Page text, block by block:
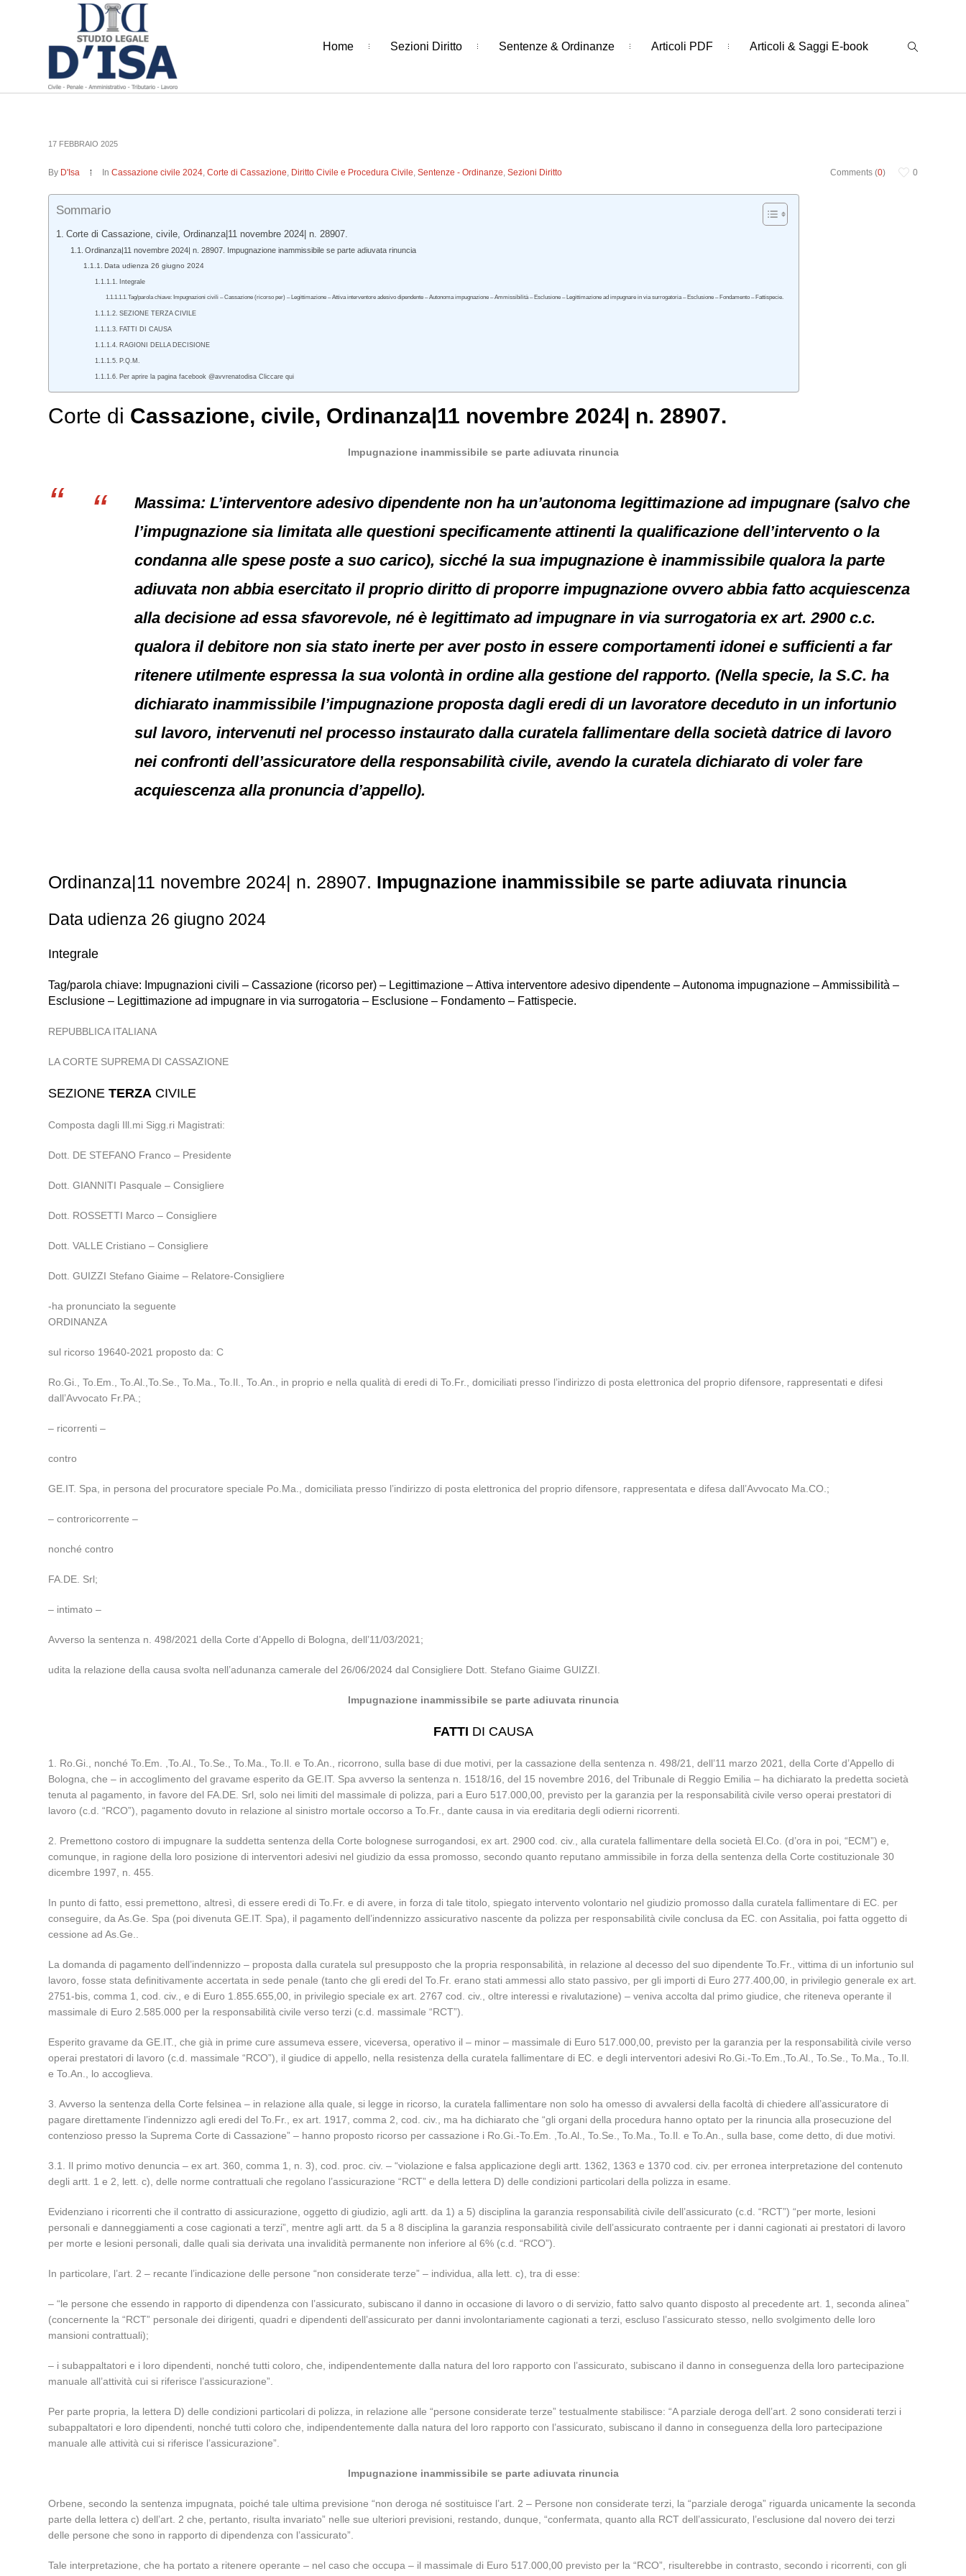
Home Sezioni Diritto Sentenze & Ordinanze Articoli PDF Articoli & Saggi E-book
17 FEBBRAIO 2025
Comments (0) 0
By D'Isa InCassazione civile 2024,Corte di Cassazione, Diritto Civile e Procedura Civile,Sentenze - Ordinanze,Sezioni Diritto
Sommario
Corte di Cassazione, civile, Ordinanza|11 novembre 2024| n. 28907.
Ordinanza|11 novembre 2024| n. 28907. Impugnazione inammissibile se parte adiuvata rinuncia
Data udienza 26 giugno 2024
Integrale
Tag/parola chiave: Impugnazioni civili – Cassazione (ricorso per) – Legittimazione – Attiva interventore adesivo dipendente – Autonoma impugnazione – Ammissibilità – Esclusione – Legittimazione ad impugnare in via surrogatoria – Esclusione – Fondamento – Fattispecie.
SEZIONE TERZA CIVILE
FATTI DI CAUSA
RAGIONI DELLA DECISIONE
P.Q.M.
Per aprire la pagina facebook @avvrenatodisa Cliccare qui
Corte di Cassazione, civile, Ordinanza|11 novembre 2024| n. 28907.
Impugnazione inammissibile se parte adiuvata rinuncia
Massima: L’interventore adesivo dipendente non ha un’autonoma legittimazione ad impugnare (salvo che
l’impugnazione sia limitata alle questioni specificamente attinenti la qualificazione dell’intervento o la
condanna alle spese poste a suo carico), sicché la sua impugnazione è inammissibile qualora la parte
adiuvata non abbia esercitato il proprio diritto di proporre impugnazione ovvero abbia fatto acquiescenza
alla decisione ad essa sfavorevole, né è legittimato ad impugnare in via surrogatoria ex art. 2900 c.c.
qualora il debitore non sia stato inerte per aver posto in essere comportamenti idonei e sufficienti a far
ritenere utilmente espressa la sua volontà in ordine alla gestione del rapporto. (Nella specie, la S.C. ha
dichiarato inammissibile l’impugnazione proposta dagli eredi di un lavoratore deceduto in un infortunio
sul lavoro, intervenuti nel processo instaurato dalla curatela fallimentare della società datrice di lavoro
nei confronti dell’assicuratore della responsabilità civile, avendo la curatela dichiarato di voler fare
acquiescenza alla pronuncia d’appello).
Ordinanza|11 novembre 2024| n. 28907. Impugnazione inammissibile se parte adiuvata rinuncia
Data udienza 26 giugno 2024
Integrale
Tag/parola chiave: Impugnazioni civili – Cassazione (ricorso per) – Legittimazione – Attiva interventore adesivo dipendente – Autonoma impugnazione – Ammissibilità –
Esclusione – Legittimazione ad impugnare in via surrogatoria – Esclusione – Fondamento – Fattispecie.
REPUBBLICA ITALIANA
LA CORTE SUPREMA DI CASSAZIONE
SEZIONETERZA CIVILE
Composta dagli Ill.mi Sigg.ri Magistrati:
Dott. DE STEFANO Franco – Presidente
Dott. GIANNITI Pasquale – Consigliere
Dott. ROSSETTI Marco – Consigliere
Dott. VALLE Cristiano – Consigliere
Dott. GUIZZI Stefano Giaime – Relatore-Consigliere
-ha pronunciato la seguente
ORDINANZA
sul ricorso 19640-2021 proposto da: C
Ro.Gi., To.Em., To.Al.,To.Se., To.Ma., To.Il., To.An., in proprio e nella qualità di eredi di To.Fr., domiciliati presso l’indirizzo di posta elettronica del proprio difensore, rappresentati e difesi
dall’Avvocato Fr.PA.;
– ricorrenti –
contro
GE.IT. Spa, in persona del procuratore speciale Po.Ma., domiciliata presso l’indirizzo di posta elettronica del proprio difensore, rappresentata e difesa dall’Avvocato Ma.CO.;
– controricorrente –
nonché contro
FA.DE. Srl;
– intimato –
Avverso la sentenza n. 498/2021 della Corte d’Appello di Bologna, dell’11/03/2021;
udita la relazione della causa svolta nell’adunanza camerale del 26/06/2024 dal Consigliere Dott. Stefano Giaime GUIZZI.
Impugnazione inammissibile se parte adiuvata rinuncia
FATTI DI CAUSA
1. Ro.Gi., nonché To.Em. ,To.Al., To.Se., To.Ma., To.Il. e To.An., ricorrono, sulla base di due motivi, per la cassazione della sentenza n. 498/21, dell’11 marzo 2021, della Corte d’Appello di
Bologna, che – in accoglimento del gravame esperito da GE.IT. Spa avverso la sentenza n. 1518/16, del 15 novembre 2016, del Tribunale di Reggio Emilia – ha dichiarato la predetta società
tenuta al pagamento, in favore del FA.DE. Srl, solo nei limiti del massimale di polizza, pari a Euro 517.000,00, previsto per la garanzia per la responsabilità civile verso operai prestatori di
lavoro (c.d. “RCO”), pagamento dovuto in relazione al sinistro mortale occorso a To.Fr., dante causa in via ereditaria degli odierni ricorrenti.
2. Premettono costoro di impugnare la suddetta sentenza della Corte bolognese surrogandosi, ex art. 2900 cod. civ., alla curatela fallimentare della società El.Co. (d’ora in poi, “ECM”) e,
comunque, in ragione della loro posizione di interventori adesivi nel giudizio da essa promosso, secondo quanto reputano ammissibile in forza della sentenza della Corte costituzionale 30
dicembre 1997, n. 455.
In punto di fatto, essi premettono, altresì, di essere eredi di To.Fr. e di avere, in forza di tale titolo, spiegato intervento volontario nel giudizio promosso dalla curatela fallimentare di EC. per
conseguire, da As.Ge. Spa (poi divenuta GE.IT. Spa), il pagamento dell’indennizzo assicurativo nascente da polizza per responsabilità civile conclusa da EC. con Assitalia, poi fatta oggetto di
cessione ad As.Ge..
La domanda di pagamento dell’indennizzo – proposta dalla curatela sul presupposto che la propria responsabilità, in relazione al decesso del suo dipendente To.Fr., vittima di un infortunio sul
lavoro, fosse stata definitivamente accertata in sede penale (tanto che gli eredi del To.Fr. erano stati ammessi allo stato passivo, per gli importi di Euro 277.400,00, in privilegio generale ex art.
2751-bis, comma 1, cod. civ., e di Euro 1.855.655,00, in privilegio speciale ex art. 2767 cod. civ., oltre interessi e rivalutazione) – veniva accolta dal primo giudice, che riteneva operante il
massimale di Euro 2.585.000 per la responsabilità civile verso terzi (c.d. massimale “RCT”).
Esperito gravame da GE.IT., che già in prime cure assumeva essere, viceversa, operativo il – minor – massimale di Euro 517.000,00, previsto per la garanzia per la responsabilità civile verso
operai prestatori di lavoro (c.d. massimale “RCO”), il giudice di appello, nella resistenza della curatela fallimentare di EC. e degli interventori adesivi Ro.Gi.-To.Em.,To.Al., To.Se., To.Ma., To.Il.
e To.An., lo accoglieva.
3. Avverso la sentenza della Corte felsinea – in relazione alla quale, si legge in ricorso, la curatela fallimentare non solo ha omesso di avvalersi della facoltà di chiedere all’assicuratore di
pagare direttamente l’indennizzo agli eredi del To.Fr., ex art. 1917, comma 2, cod. civ., ma ha dichiarato che “gli organi della procedura hanno optato per la rinuncia alla prosecuzione del
contenzioso presso la Suprema Corte di Cassazione” – hanno proposto ricorso per cassazione i Ro.Gi.-To.Em. ,To.Al., To.Se., To.Ma., To.Il. e To.An., sulla base, come detto, di due motivi.
3.1. Il primo motivo denuncia – ex art. 360, comma 1, n. 3), cod. proc. civ. – “violazione e falsa applicazione degli artt. 1362, 1363 e 1370 cod. civ. per erronea interpretazione del contenuto
degli artt. 1 e 2, lett. c), delle norme contrattuali che regolano l’assicurazione “RCT” e della lettera D) delle condizioni particolari della polizza in esame.
Evidenziano i ricorrenti che il contratto di assicurazione, oggetto di giudizio, agli artt. da 1) a 5) disciplina la garanzia responsabilità civile dell’assicurato (c.d. “RCT”) “per morte, lesioni
personali e danneggiamenti a cose cagionati a terzi”, mentre agli artt. da 5 a 8 disciplina la garanzia responsabilità civile dell’assicurato contraente per i danni cagionati ai prestatori di lavoro
per morte e lesioni personali, dalle quali sia derivata una invalidità permanente non inferiore al 6% (c.d. “RCO”).
In particolare, l’art. 2 – recante l’indicazione delle persone “non considerate terze” – individua, alla lett. c), tra di esse:
– “le persone che essendo in rapporto di dipendenza con l’assicurato, subiscano il danno in occasione di lavoro o di servizio, fatto salvo quanto disposto al precedente art. 1, seconda alinea”
(concernente la “RCT” personale dei dirigenti, quadri e dipendenti dell’assicurato per danni involontariamente cagionati a terzi, escluso l’assicurato stesso, nello svolgimento delle loro
mansioni contrattuali);
– i subappaltatori e i loro dipendenti, nonché tutti coloro, che, indipendentemente dalla natura del loro rapporto con l’assicurato, subiscano il danno in conseguenza della loro partecipazione
manuale all’attività cui si riferisce l’assicurazione”.
Per parte propria, la lettera D) delle condizioni particolari di polizza, in relazione alle “persone considerate terze” testualmente stabilisce: “A parziale deroga dell’art. 2 sono considerati terzi i
subappaltatori e loro dipendenti, nonché tutti coloro che, indipendentemente dalla natura del loro rapporto con l’assicurato, subiscano il danno in conseguenza della loro partecipazione
manuale alle attività cui si riferisce l’assicurazione”.
Impugnazione inammissibile se parte adiuvata rinuncia
Orbene, secondo la sentenza impugnata, poiché tale ultima previsione “non deroga né sostituisce l’art. 2 – Persone non considerate terzi, la “parziale deroga” riguarda unicamente la seconda
parte della lettera c) dell’art. 2 che, pertanto, risulta invariato” nelle sue ulteriori previsioni, restando, dunque, “confermata, quanto alla RCT dell’assicurato, l’esclusione dal novero dei terzi
delle persone che sono in rapporto di dipendenza con l’assicurato”.
Tale interpretazione, che ha portato a ritenere operante – nel caso che occupa – il massimale di Euro 517.000,00 previsto per la “RCO”, risulterebbe in contrasto, secondo i ricorrenti, con gli